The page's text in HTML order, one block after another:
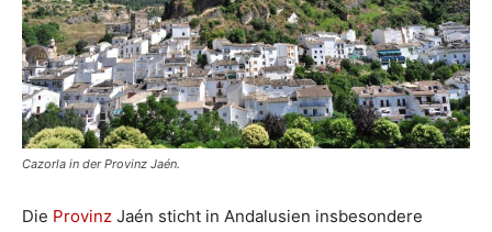
Cazorla in der Provinz Jaén.
Die Provinz Jaén sticht in Andalusien insbesondere